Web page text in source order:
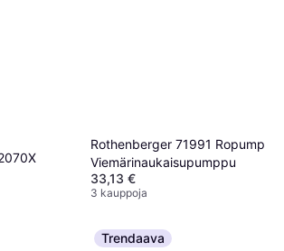
Rothenberger 71991 Ropump
Viemärinaukaisupumppu
33,13 €
3 kauppoja
Trendaava